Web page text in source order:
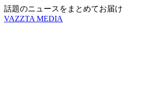
話題のニュースをまとめてお届け
VAZZTA MEDIA